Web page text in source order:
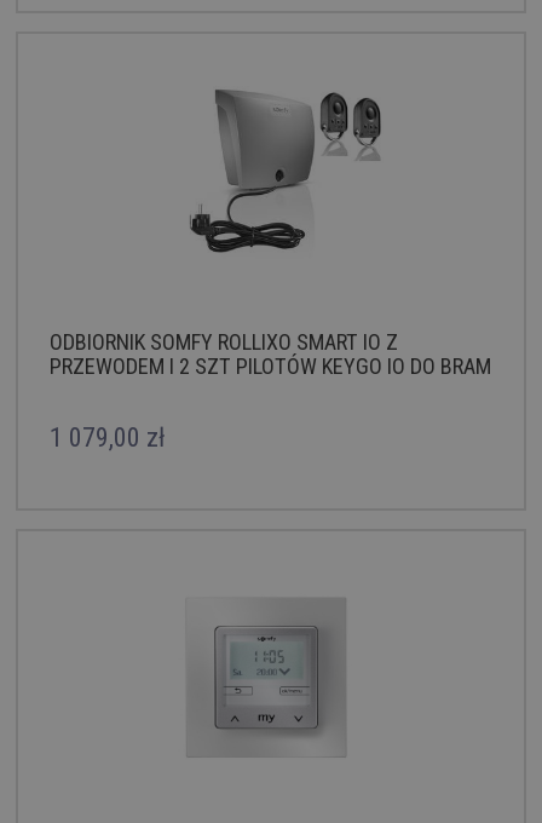
ODBIORNIK SOMFY ROLLIXO SMART IO Z
PRZEWODEM I 2 SZT PILOTÓW KEYGO IO DO BRAM
1 079,00 zł